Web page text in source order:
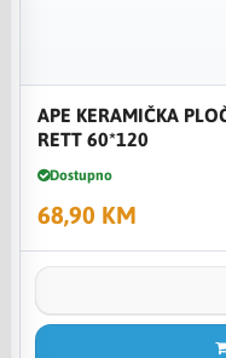
APE KERAMIČKA
RETT 60*120
Dostupno
68,90 KM